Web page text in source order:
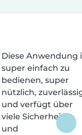
Diese Anwendung
super einfach zu
bedienen, super
nützlich,
und verfügt über
viele Sicherheits-
und